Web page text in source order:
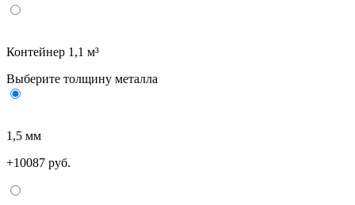
Контейнер 1,1 м³
Выберите толщину металла
1,5 мм
+10087 руб.